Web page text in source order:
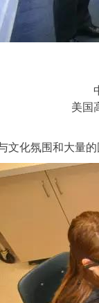
美国
化氛围和大量